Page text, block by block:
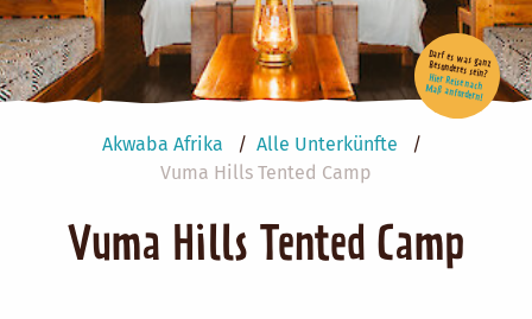
Akwaba Afrika
Alle Unterkünfte
Vuma Hills Tented Camp
Vuma Hills Tented Camp
Darf es was ganz Besonderes sein?
Hier Reise nach Maß anfordern!